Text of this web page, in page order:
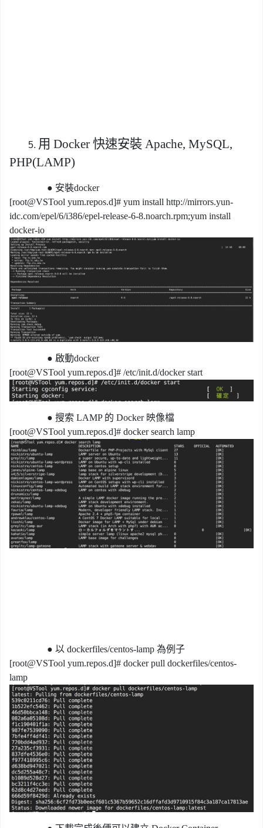
5. 用 Docker 快速安裝 Apache, MySQL,
PHP(LAMP)
● 安裝docker
[root@VSTool yum.repos.d]# yum install http://mirrors.yun-
idc.com/epel/6/i386/epel-release-6-8.noarch.rpm;yum install
docker-io
● 啟動docker
[root@VSTool yum.repos.d]# /etc/init.d/docker start
● 搜索 LAMP 的 Docker 映像檔
[root@VSTool yum.repos.d]# docker search lamp
● 以 dockerfiles/centos-lamp 為例子
[root@VSTool yum.repos.d]# docker pull dockerfiles/centos-
lamp